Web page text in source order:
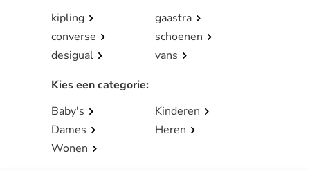
kipling
gaastra
converse
schoenen
desigual
vans
Kies een categorie:
Baby's
Kinderen
Dames
Heren
Wonen